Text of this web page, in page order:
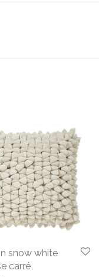
snow white
carré